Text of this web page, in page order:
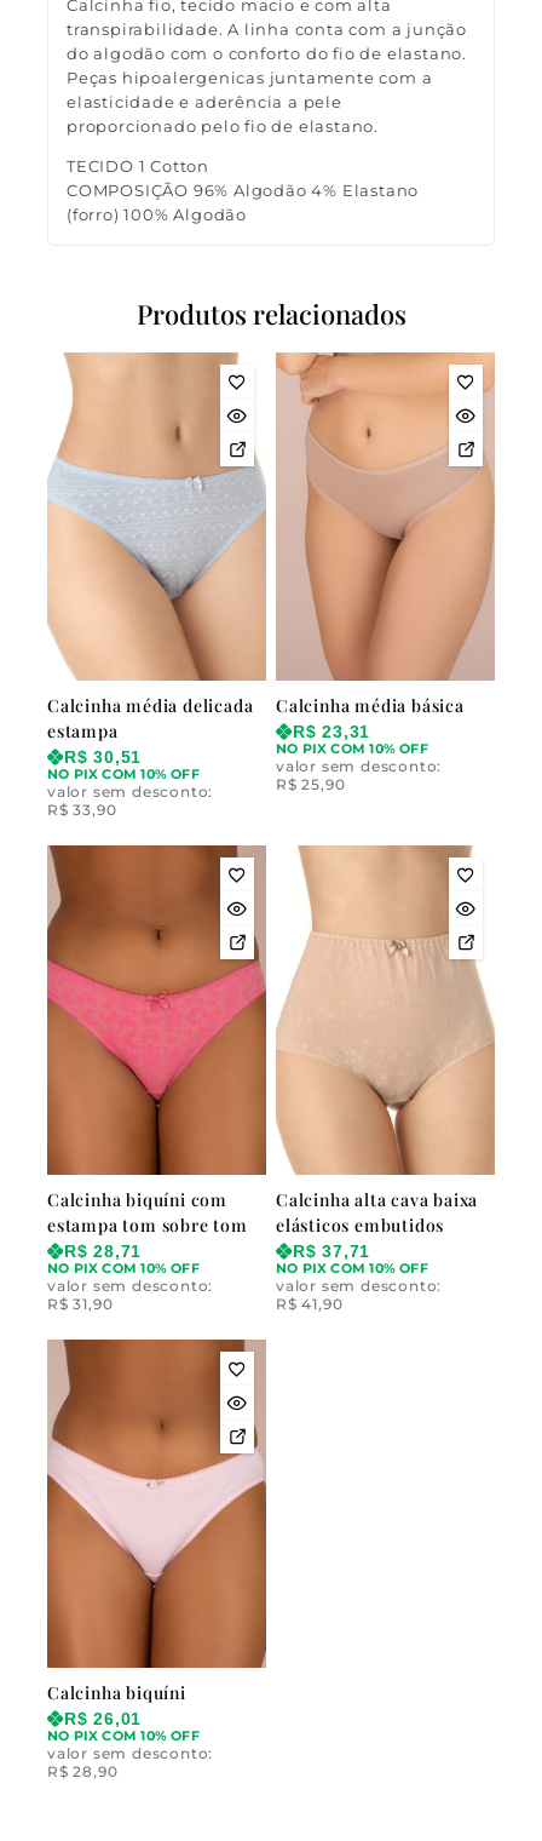
Calcinha fio, tecido macio e com alta
transpirabilidade. A linha conta com a junção
do algodão com o conforto do fio de elastano.
Peças hipoalergenicas juntamente com a
elasticidade e aderência a pele
proporcionado pelo fio de elastano.
TECIDO 1 Cotton
COMPOSIÇÃO 96% Algodão 4% Elastano
(forro) 100% Algodão
Produtos relacionados
Calcinha média delicada
estampa
R$ 30,51
NO PIX COM 10% OFF
valor sem desconto:
R$ 33,90
Calcinha média básica
R$ 23,31
NO PIX COM 10% OFF
valor sem desconto:
R$ 25,90
Calcinha biquíni com
estampa tom sobre tom
R$ 28,71
NO PIX COM 10% OFF
valor sem desconto:
R$ 31,90
Calcinha alta cava baixa
elásticos embutidos
R$ 37,71
NO PIX COM 10% OFF
valor sem desconto:
R$ 41,90
Calcinha biquíni
R$ 26,01
NO PIX COM 10% OFF
valor sem desconto:
R$ 28,90